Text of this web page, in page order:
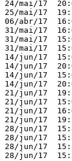
24/mai/17
25/mai/17
06/abr/17
31/mai/17
31/mai/17
31/mai/17
14/jun/17
14/jun/17
14/jun/17
14/jun/17
21/jun/17
21/jun/17
21/jun/17
21/jun/17
28/jun/17
28/jun/17
28/jun/17
28/jun/17